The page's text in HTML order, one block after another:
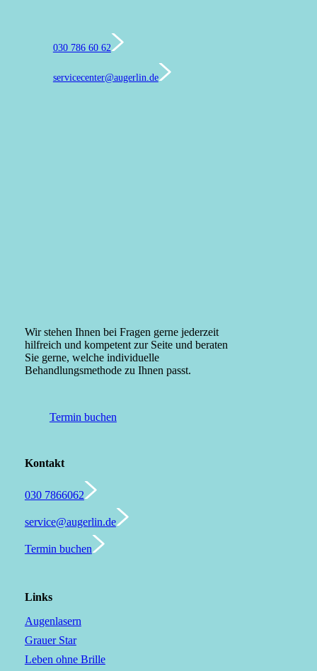
030 786 60 62
servicecenter@augerlin.de
Wir stehen Ihnen bei Fragen gerne jederzeit
hilfreich und kompetent zur Seite und beraten
Sie gerne, welche individuelle
Behandlungsmethode zu Ihnen passt.
Termin buchen
Kontakt
030 7866062
service@augerlin.de
Termin buchen
Links
Augenlasern
Grauer Star
Leben ohne Brille